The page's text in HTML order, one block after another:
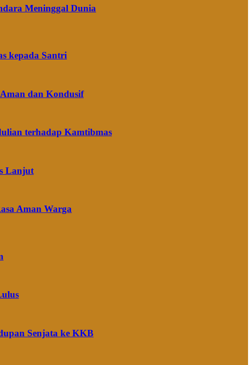
Meninggal Dunia
kepada Santri
dan Kondusif
terhadap Kamtibmas
Lanjut
Aman Warga
Senjata ke KKB